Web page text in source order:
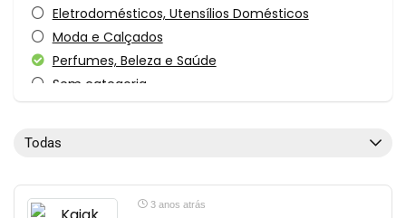
Eletrodomésticos, Utensílios Domésticos
Moda e Calçados
Perfumes, Beleza e Saúde
Sem categoria
TOP OFERTA
Todas
3 anos atrás